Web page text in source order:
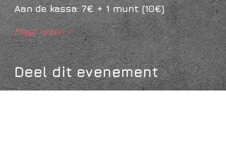
Aan de kassa: 7€ + 1 munt (10€)
Meer lezen >
Deel dit evenement